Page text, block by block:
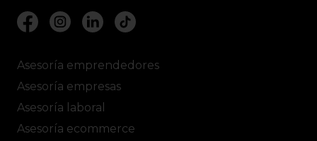
Asesoría emprendedores
Asesoría empresas
Asesoría laboral
Asesoría ecommerce